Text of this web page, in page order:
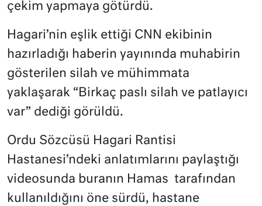
çekim yapmaya götürdü.
Hagari’nin eşlik ettiği CNN ekibinin
hazırladığı haberin yayınında muhabirin
gösterilen silah ve mühimmata
yaklaşarak “Birkaç paslı silah ve patlayıcı
var” dediği görüldü.
Ordu Sözcüsü Hagari Rantisi
Hastanesi’ndeki anlatımlarını paylaştığı
videosunda buranın Hamas tarafından
kullanıldığını öne sürdü, hastane